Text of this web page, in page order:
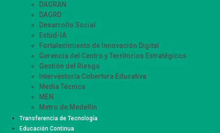
DAGRAN
DAGRD
Desarrollo Social
Estud-IA
Fortalecimiento de Innovación Digital
Gerencia del Centro y Territorios Estratégicos
Gestión del Riesgo
Interventoría Cobertura Educativa
Media Técnica
MEN
Metro de Medellín
Movilidad Supervisión
Participación Ciudadana
Transferencia de Tecnología
Educación Continua